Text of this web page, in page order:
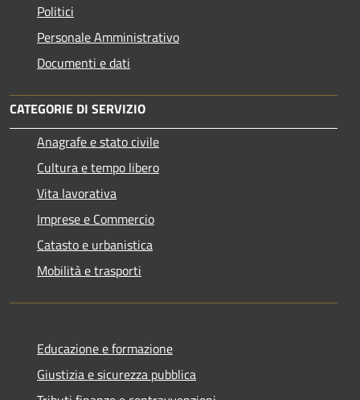
Politici
Personale Amministrativo
Documenti e dati
CATEGORIE DI SERVIZIO
Anagrafe e stato civile
Cultura e tempo libero
Vita lavorativa
Imprese e Commercio
Catasto e urbanistica
Mobilità e trasporti
Educazione e formazione
Giustizia e sicurezza pubblica